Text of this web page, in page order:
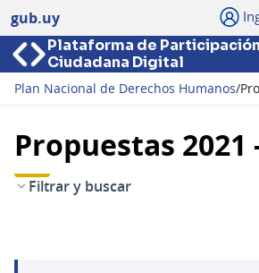
gub.uy
Plataforma de Participación
Ciudadana Digital
Plan Nacional de Derechos Humanos/
Propuestas 2021
Filtrar y buscar